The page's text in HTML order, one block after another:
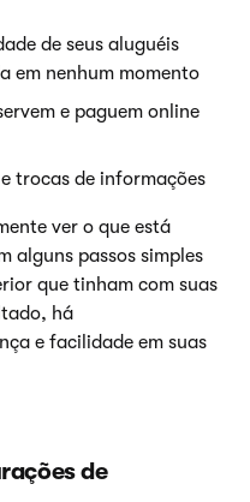
de seus aluguéis
em nenhum momento
e paguem online
trocas de informações
ver o que está
alguns passos simples
que tinham com suas
há
e facilidade em suas
de